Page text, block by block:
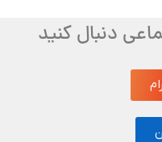
دنبال کنید